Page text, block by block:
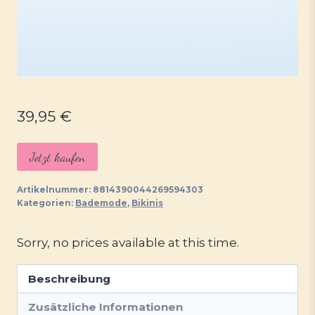
39,95 €
Jetzt kaufen
Artikelnummer: 8814390044269594303
Kategorien: Bademode, Bikinis
Sorry, no prices available at this time.
Beschreibung
Zusätzliche Informationen